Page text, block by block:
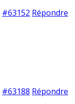
#63152 Répondre
#63188 Répondre